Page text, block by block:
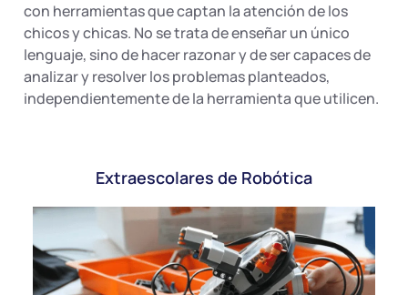
con herramientas que captan la atención de los
chicos y chicas. No se trata de enseñar un único
lenguaje, sino de hacer razonar y de ser capaces de
analizar y resolver los problemas planteados,
independientemente de la herramienta que utilicen.
Extraescolares de Robótica